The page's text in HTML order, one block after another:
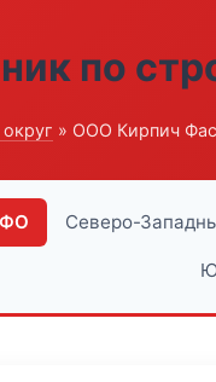
по
» ООО Кирпич
ФО Северо-